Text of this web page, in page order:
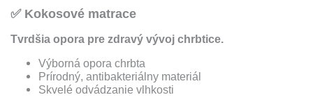
✅Kokosové matrace
Tvrdšia opora pre zdravý vývoj chrbtice.
Výborná opora chrbta
Prírodný, antibakteriálny materiál
Skvelé odvádzanie vlhkosti